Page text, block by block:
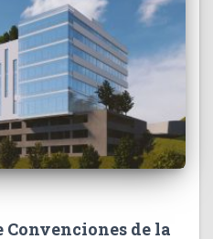
Convenciones de la